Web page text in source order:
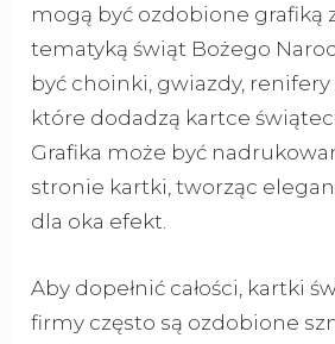
mogą być ozdobione grafiką
tematyką świąt Bożego
być choinki, gwiazdy, renifery
które dodadzą kartce
Grafika może być
stronie kartki, tworząc
dla oka efekt.
Aby dopełnić całości, kartki
firmy często są ozdobione